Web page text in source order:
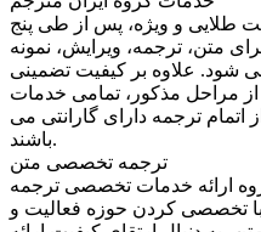
طلایی و ویژه، پس از طی پنج
متن، ترجمه، ویرایش، نمونه
شود. علاوه بر کیفیت تضمینی
مراحل مذکور، تمامی خدمات
ساعت پس از اتمام ترجمه دارای گارانتی می
باشند.
ترجمه تخصصی متن
ارائه خدمات تخصصی ترجمه
تخصصی کردن حوزه فعالیت و